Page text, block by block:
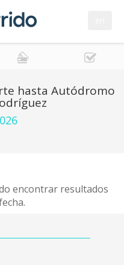
hasta Autódromo
encontrar resultados